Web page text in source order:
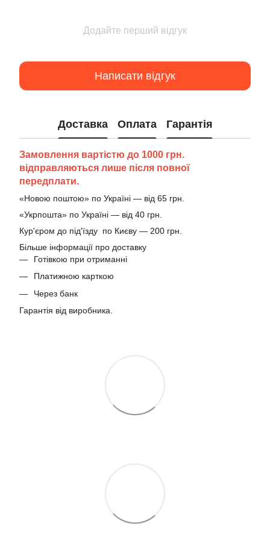
Додайте перший відгук
Написати відгук
Доставка Оплата Гарантія
Замовлення вартістю до 1000 грн.
відправляються лише після повної
передплати.
«Новою поштою» по Україні — від 65 грн.
«Укрпошта» по Україні — від 40 грн.
Кур'єром до під'їзду по Києву — 200 грн.
Більше інформації про доставку
Готівкою при отриманні
Платижною карткою
Через банк
Гарантія від виробника.